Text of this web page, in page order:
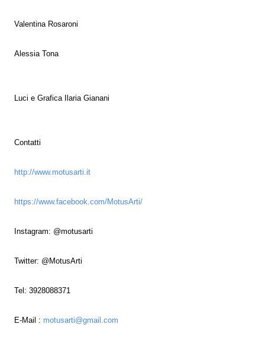
Valentina Rosaroni
Alessia Tona
Luci e Grafica Ilaria Gianani
Contatti
http://www.motusarti.it
https://www.facebook.com/MotusArti/
Instagram: @motusarti
Twitter: @MotusArti
Tel: 3928088371
E-Mail : motusarti@gmail.com